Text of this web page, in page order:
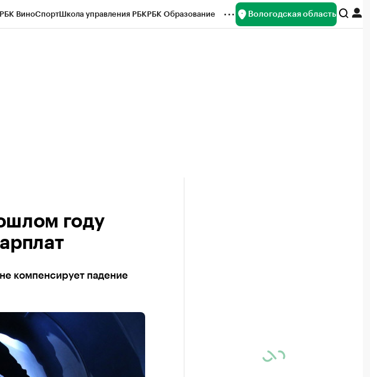
РБК ВиноСпортШкола управления РБКРБК Образование Вологодская область
году
компенсирует падение